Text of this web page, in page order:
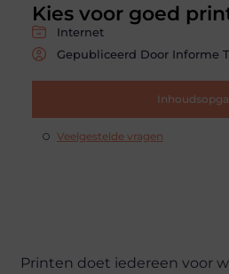
Kies voor goed
Internet
Gepubliceerd Door Informe
Veelgestelde vragen
Printen doet iedereen voor